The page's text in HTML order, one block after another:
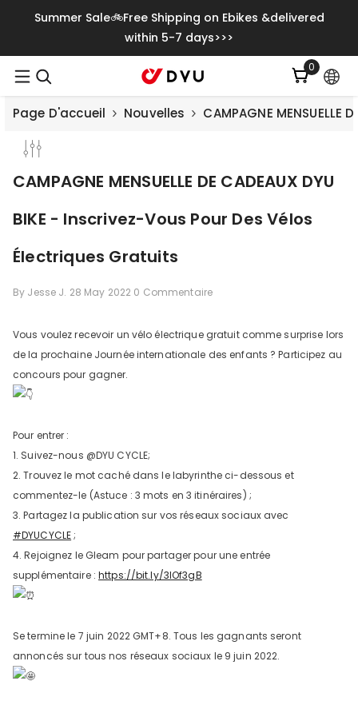
Ignorer Et Passer Au Contenu
Summer Sale🚲Free Shipping on Ebikes &delivered
within 5-7 days>>>
00
item
Page D'accueil Nouvelles CAMPAGNE
DYU C9 20 Inch Long-Range
Ebike
13 Reviews
€899.00
AJOUTER AU PANIER
CAMPAGNE MENSUELLE DE CADEAUX DYU
BIKE - Inscrivez-Vous Pour Des Vélos
Électriques Gratuits
By Jesse J. 28 May 2022 0 Commentaire
Vous voulez recevoir un vélo électrique gratuit comme surprise lors
de la prochaine Journée internationale des enfants ? Participez au
concours pour gagner.
Pour entrer :
1. Suivez-nous @DYU CYCLE;
2. Trouvez le mot caché dans le labyrinthe ci-dessous et
commentez-le (Astuce : 3 mots en 3 itinéraires) ;
3. Partagez la publication sur vos réseaux sociaux avec
#DYUCYCLE;
4. Rejoignez le Gleam pour partager pour une entrée
supplémentaire :https://bit.ly/3lOf3gB
Se termine le 7 juin 2022 GMT+8. Tous les gagnants seront
annoncés sur tous nos réseaux sociaux le 9 juin 2022.